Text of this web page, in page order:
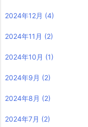
2024年12月 (4)
2024年11月 (2)
2024年10月 (1)
2024年9月 (2)
2024年8月 (2)
2024年7月 (2)